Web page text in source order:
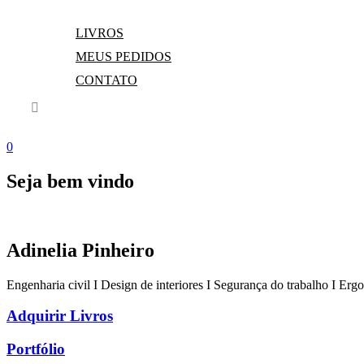
LIVROS
MEUS PEDIDOS
CONTATO
0
Seja bem vindo
Adinelia Pinheiro
Engenharia civil I Design de interiores I Segurança do trabalho I
Adquirir Livros
Portfólio